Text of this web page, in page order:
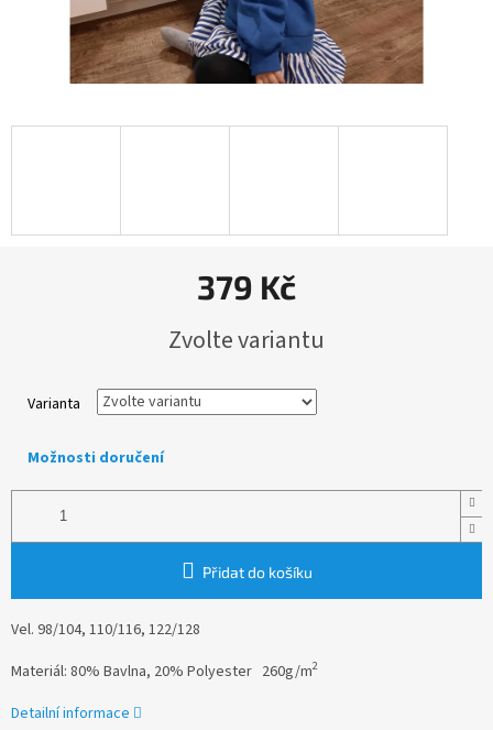
379 Kč
cena:
Zvolte variantu
Varianta
Možnosti doručení
Přidat do košíku
Vel. 98/104, 110/116, 122/128
Materiál: 80% Bavlna, 20% Polyester 260g/m2
Detailní informace